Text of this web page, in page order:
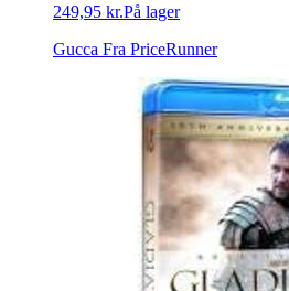
249,95 kr.På lager
Gucca Fra PriceRunner